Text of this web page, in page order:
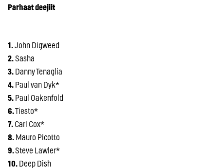
Parhaat deejiit
1.John Digweed
2.Sasha
3. Danny Tenaglia
4. Paul van Dyk*
5. Paul Oakenfold
6.Tiesto*
7. Carl Cox*
8. Mauro Picotto
9.Steve Lawler*
10. Deep Dish